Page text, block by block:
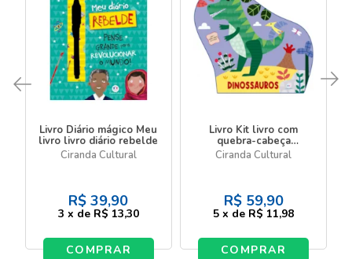
Livro Diário mágico Meu
livro livro diário rebelde
Ciranda Cultural
R$ 39,90
3 x de R$ 13,30
COMPRAR
Livro Kit livro com
quebra-cabeça
Dinossauros - Livro com
Ciranda Cultural
R$ 59,90
5 x de R$ 11,98
COMPRAR